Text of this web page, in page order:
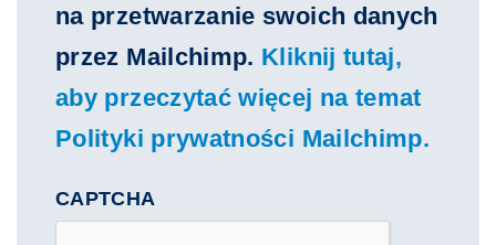
na przetwarzanie swoich danych
przez Mailchimp. Kliknij tutaj,
aby przeczytać więcej na temat
Polityki prywatności Mailchimp.
CAPTCHA